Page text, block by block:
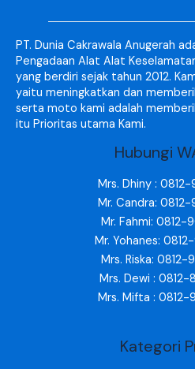
PT. Dunia Cakrawala Anugerah
Pengadaan Alat Alat
yang berdiri sejak tahun 2012.
yaitu meningkatkan dan
serta moto kami adalah
itu Prioritas utama Kami.
Hubungi
Mrs. Dhiny :
Mr. Candra:
Mr. Fahmi:
Mr. Yohanes:
Mrs. Riska:
Mrs. Dewi :
Mrs. Mifta :
Kategori